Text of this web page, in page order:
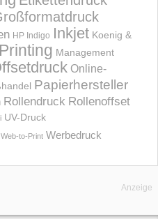
HP Indigo Inkjet Koenig &
Management
Online-
Papierhersteller
Rollendruck Rollenoffset
UV-Druck
Web-to-Print Werbedruck
Anzeige